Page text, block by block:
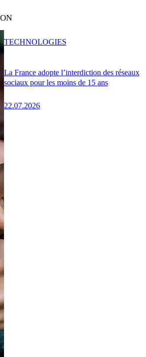
La France adopte l’interdiction des réseaux
sociaux pour les moins de 15 ans
22.07.2026
TECHNOLOGIES